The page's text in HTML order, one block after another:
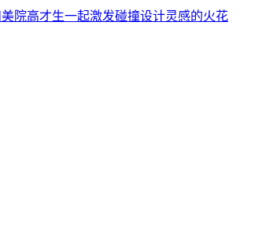
院高才生一起激发碰撞设计灵感的火花